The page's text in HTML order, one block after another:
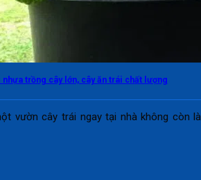
nhựa trồng cây lớn, cây ăn trái chất lượng
vườn cây trái ngay tại nhà không còn là